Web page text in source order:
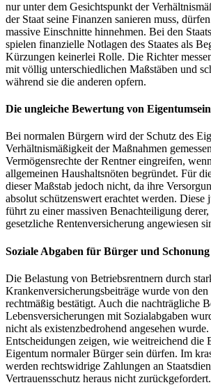
nur unter dem Gesichtspunkt der
der Staat seine Finanzen sanieren muss,
massive Einschnitte hinnehmen. Bei den
spielen finanzielle Notlagen des Staates als
Kürzungen keinerlei Rolle. Die Richter
mit völlig unterschiedlichen Maßstäben und
während sie die anderen opfern.
Die ungleiche Bewertung von
Bei normalen Bürgern wird der Schutz des
Verhältnismäßigkeit der Maßnahmen
Vermögensrechte der Rentner eingreifen,
allgemeinen Haushaltsnöten begründet. Für
dieser Maßstab jedoch nicht, da ihre
absolut schützenswert erachtet werden. Diese
führt zu einer massiven Benachteiligung
gesetzliche Rentenversicherung angewiesen
Soziale Abgaben für Bürger und
Die Belastung von Betriebsrentnern durch
Krankenversicherungsbeiträge wurde von
rechtmäßig bestätigt. Auch die nachträgliche
Lebensversicherungen mit Sozialabgaben
nicht als existenzbedrohend angesehen
Entscheidungen zeigen, wie weitreichend die
Eigentum normaler Bürger sein dürfen. Im
werden rechtswidrige Zahlungen an
Vertrauensschutz heraus nicht zurückgefordert.